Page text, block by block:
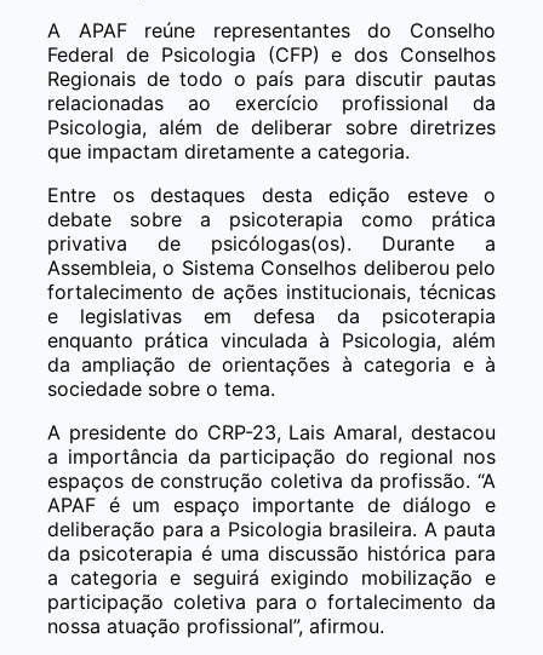
A APAF reúne representantes do Conselho
Federal de Psicologia (CFP) e dos Conselhos
Regionais de todo o país para discutir pautas
relacionadas ao exercício profissional da
Psicologia, além de deliberar sobre diretrizes
que impactam diretamente a categoria.
Entre os destaques desta edição esteve o
debate sobre a psicoterapia como prática
privativa de psicólogas(os). Durante a
Assembleia, o Sistema Conselhos deliberou pelo
fortalecimento de ações institucionais, técnicas
e legislativas em defesa da psicoterapia
enquanto prática vinculada à Psicologia, além
da ampliação de orientações à categoria e à
sociedade sobre o tema.
A presidente do CRP-23, Lais Amaral, destacou
a importância da participação do regional nos
espaços de construção coletiva da profissão. “A
APAF é um espaço importante de diálogo e
deliberação para a Psicologia brasileira. A pauta
da psicoterapia é uma discussão histórica para
a categoria e seguirá exigindo mobilização e
participação coletiva para o fortalecimento da
nossa atuação profissional”, afirmou.